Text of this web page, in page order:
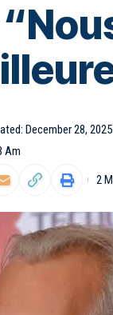
Am
December 28, 2025
2